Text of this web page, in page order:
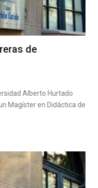
de
Alberto Hurtado
Magíster en Didáctica de